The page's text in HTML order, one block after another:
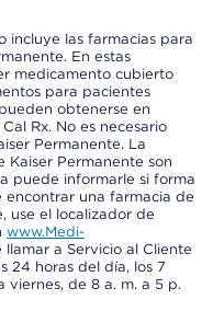
incluye las farmacias para
En estas
medicamento cubierto
para pacientes
obtenerse en
Rx. No es necesario
Permanente. La
Kaiser Permanente son
puede informarle si forma
encontrar una farmacia de
use el localizador de
www.Medi-
llamar a Servicio al Cliente
24 horas del día, los 7
viernes, de 8 a. m. a 5 p.